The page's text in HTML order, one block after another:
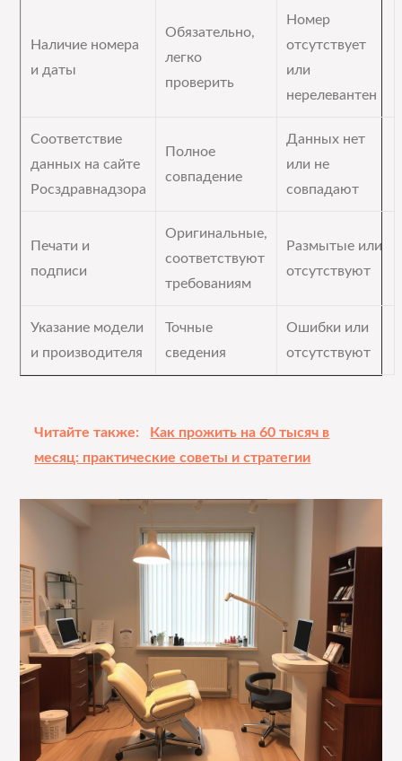
Наличие номера
и даты
Обязательно,
легко
проверить
Номер
отсутствует
или
нерелевантен
Соответствие
данных на сайте
Росздравнадзора
Полное
совпадение
Данных нет
или не
совпадают
Печати и
подписи
Оригинальные,
соответствуют
требованиям
Размытые или
отсутствуют
Указание модели
и производителя
Точные
сведения
Ошибки или
отсутствуют
Читайте также:
Как прожить на 60 тысяч в
месяц: практические советы и стратегии